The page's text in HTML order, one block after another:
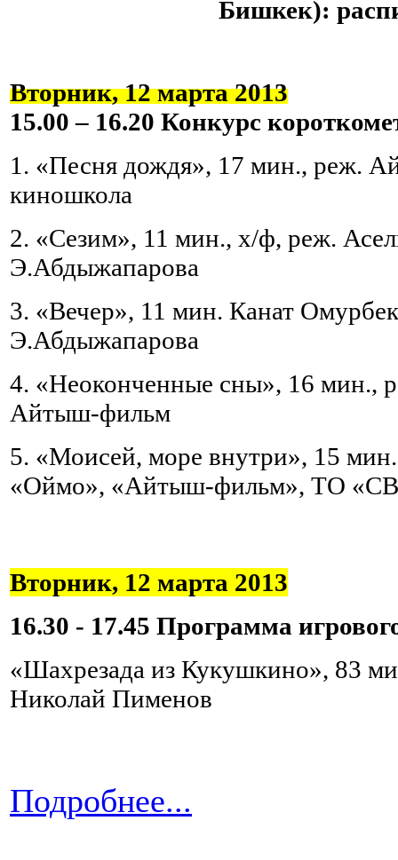
Бишкек):
Вторник, 12 марта 2013
15.00 – 16.20 Конкурс
1. «Песня дождя», 17 мин., реж.
киношкола
2. «Сезим», 11 мин., х/ф, реж.
Э.Абдыжапарова
3. «Вечер», 11 мин. Канат
Э.Абдыжапарова
4. «Неоконченные сны», 16 мин.,
Айтыш-фильм
5. «Моисей, море внутри», 15
«Оймо», «Айтыш-фильм», ТО
Вторник, 12 марта 2013
16.30 - 17.45 Программа
«Шахрезада из Кукушкино», 83
Николай Пименов
Подробнее...